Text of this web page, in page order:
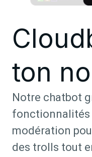
ton
Notre chatbot
fonctionnalités
modération
des trolls tout